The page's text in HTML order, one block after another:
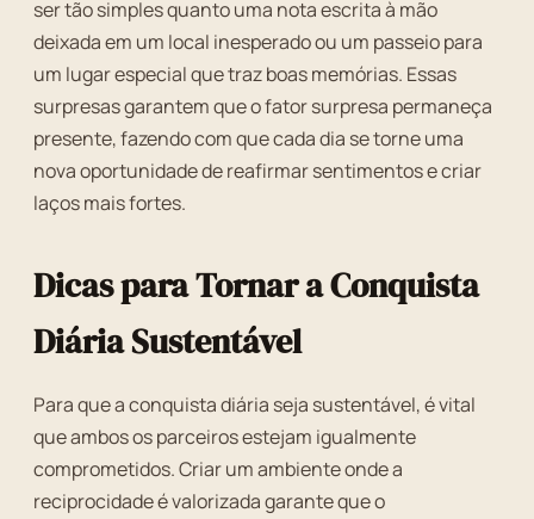
ser tão simples quanto uma nota escrita à mão
deixada em um local inesperado ou um passeio para
um lugar especial que traz boas memórias. Essas
surpresas garantem que o fator surpresa permaneça
presente, fazendo com que cada dia se torne uma
nova oportunidade de reafirmar sentimentos e criar
laços mais fortes.
Dicas para Tornar a Conquista
Diária Sustentável
Para que a conquista diária seja sustentável, é vital
que ambos os parceiros estejam igualmente
comprometidos. Criar um ambiente onde a
reciprocidade é valorizada garante que o